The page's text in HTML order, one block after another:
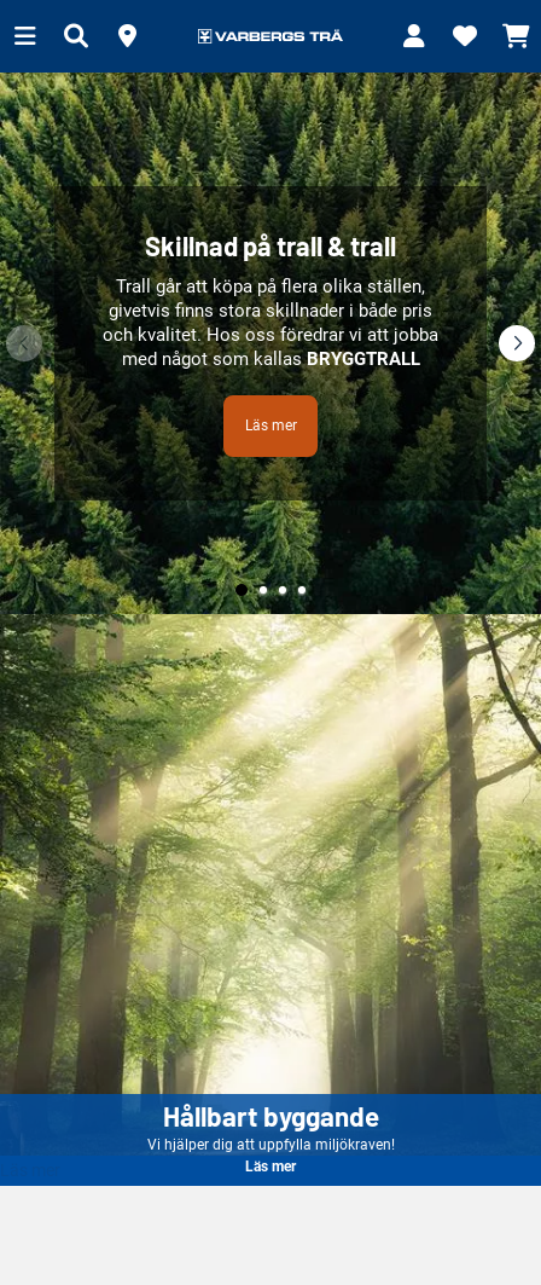
Skillnad på trall & trall
Trall går att köpa på flera olika ställen,
givetvis finns stora skillnader i både pris
och kvalitet.Hos oss föredrar vi att jobba
med något som kallasBRYGGTRALL
Läs mer
Hållbart byggande
Vi hjälper dig att uppfylla miljökraven!
Läs mer